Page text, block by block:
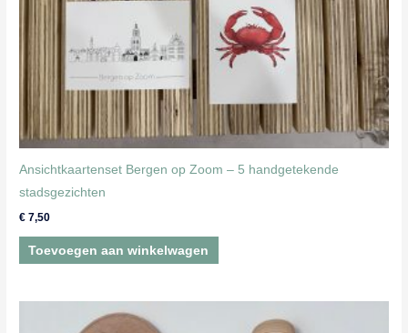
Ansichtkaartenset Bergen op Zoom – 5 handgetekende
stadsgezichten
€ 7,50
Toevoegen aan winkelwagen